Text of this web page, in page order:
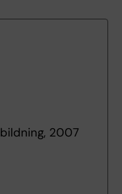
2007